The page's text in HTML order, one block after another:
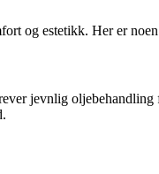
og estetikk. Her er
jevnlig